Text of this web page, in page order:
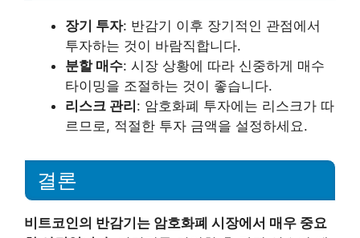
장기 투자: 반감기 이후 장기적인 관점에서
투자하는 것이 바람직합니다.
분할 매수: 시장 상황에 따라 신중하게 매수
타이밍을 조절하는 것이 좋습니다.
리스크 관리 : 암호화폐 투자에는 리스크가 따
르므로, 적절한 투자 금액을 설정하세요.
결론
비트코인의 반감기는 암호화폐 시장에서 매우 중요